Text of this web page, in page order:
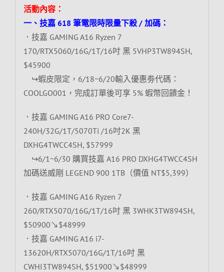
活動內容：
一、技嘉 618 筆電限時限量下殺 / 加碼：
．技嘉 GAMING A16 Ryzen 7
170/RTX5060/16G/1T/16吋 黑 5VHP3TW894SH,
$45900
↪蝦皮限定，6/18~6/20輸入優惠劵代碼：
COOLGO001，完成訂單後可享 5% 蝦幣回饋金！
．技嘉 GAMING A16 PRO Core7-
240H/32G/1T/5070Ti /16吋2K 黑
DXHG4TWCC4SH, $57999
↪6/1~6/30 購買技嘉 A16 PRO DXHG4TWCC4SH
加碼送威剛 LEGEND 900 1TB（價值 NT$5,399）
．技嘉 GAMING A16 Ryzen 7
260/RTX5070/16G/1T/16吋 黑 3WHK3TW894SH,
$50900↘$48999
．技嘉 GAMING A16 i7-
13620H/RTX5070/16G/1T/16吋 黑
CWHI3TW894SH, $51900↘$48999